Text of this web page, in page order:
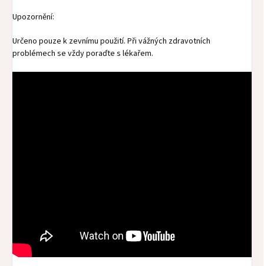
Upozornění:
Určeno pouze k zevnímu použití. Při vážných zdravotních
problémech se vždy poraďte s lékařem.